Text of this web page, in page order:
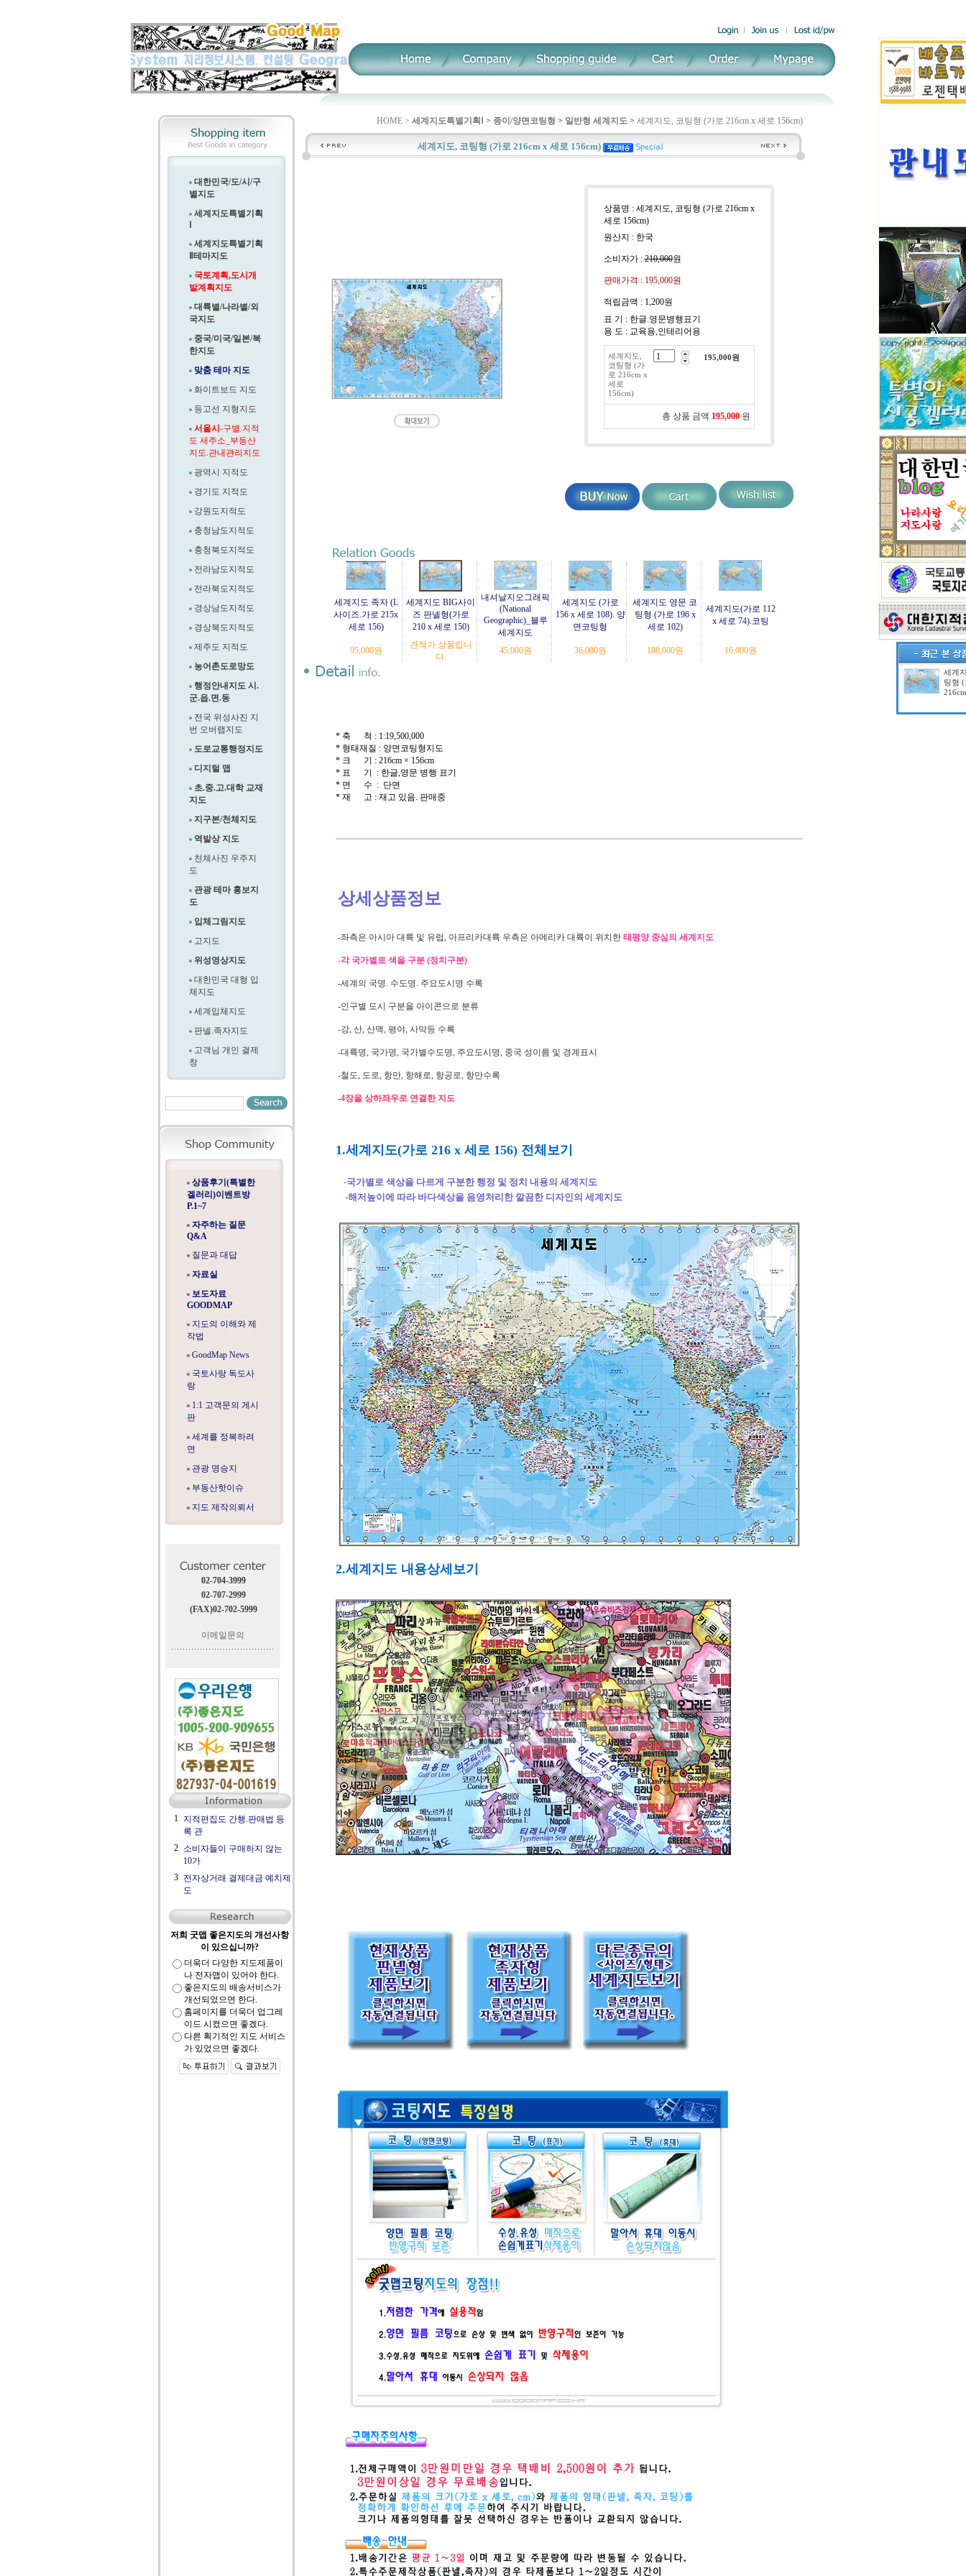
대한민국/도/시/구
별지도
세계지도특별기획
세계지도특별기획
테마지도
국토계획,도시개
발계획지도
대륙별/나라별/외
국지도
중국/미국/일본/북
한지도
맞춤 테마 지도
화이트보드 지도
등고선 지형지도
서울시 -구별 지적
도 새주소_부동산
지도.관내관리지도
광역시 지적도
경기도 지적도
강원도지적도
충청남도지적도
충청북도지적도
전라남도지적도
전라북도지적도
경상남도지적도
경상북도지적도
제주도 지적도
농어촌도로망도
행정안내지도 시.
군.읍.면.동
전국 위성사진 지
번 오버랩지도
도로교통행정지도
디지털 맵
초.중.고.대학 교재
지도
지구본/천체지도
역발상 지도
천체사진 우주지
도
관광 테마 홍보지
도
입체그림지도
고지도
위성영상지도
대한민국 대형 입
체지도
세계입체지도
판넬.족자지도
고객님 개인 결제
창
상품후기(특별한
겔러리)이벤트방
P.1~7
자주하는 질문
Q&A
질문과 대답
자료실
보도자료
GOODMAP
지도의 이해와 제
작법
GoodMap News
국토사랑 독도사
랑
1:1 고객문의 게시
판
세계를 정복하려
면
관광 명승지
부동산핫이슈
지도 제작의뢰서
02-704-3999
02-707-2999
(FAX)02-702-5999
이메일문의
1
지적편집도 간행.판매법 등
록 관
2
소비자들이 구매하지 않는
10가
3
전자상거래 결제대금 예치제
도
저희 굿맵 좋은지도의 개선사항
이 있으십니까?
더욱더 다양한 지도제품이
나 전자맵이 있어야 한다.
좋은지도의 배송서비스가
개선되었으면 한다.
홈페이지를 더욱더 업그레
이드 시켰으면 좋겠다.
다른 획기적인 지도 서비스
가 있었으면 좋겠다.
HOME > 세계지도특별기획Ⅰ > 종이/양면코팅형 > 일반형 세계지도 > 세계지도, 코팅형 (가로 216cm x 세로 156cm)
세계지도, 코팅형 (가로 216cm x 세로 156cm)
상품명 : 세계지도, 코팅형 (가로 216cm x
세로 156cm)
원산지 : 한국
소비자가 :210,000원
판매가격 : 195,000원
적립금액 : 1,200원
표 기 : 한글.영문병행표기
용 도 : 교육용,인테리어용
세계지도,
코팅형 (가
로 216cm x
세로
156cm)
195,000원
총 상품 금액 195,000 원
세계지도 족자 (L
사이즈.가로 215x
세로 156)
세계지도 BIG사이
즈 판넬형(가로
210 x 세로 150)
내셔날지오그래픽
(National
Geographic)_블루
세계지도
세계지도 (가로
156 x 세로 108). 양
면코팅형
세계지도 영문 코
팅형 (가로 196 x
세로 102)
세계지도(가로 112
x 세로 74).코팅
95,000원
견적가 상품입니
다.
45,000원 36,000원 180,000원 16,000원
* 축 척 : 1:19,500,000
* 형태재질 : 양면코팅형지도
* 크 기 : 216cm × 156cm
* 표 기 : 한글,영문 병행 표기
* 면 수 : 단면
* 재 고 : 재고 있음. 판매중
상세상품정보
-좌측은 아시아 대륙 및 유럽, 아프리카대륙 우측은 아메리카 대륙이 위치한 태평양 중심의 세계지도
-각 국가별로 색을 구분 (정치구분)
-세계의 국명. 수도명. 주요도시명 수록
-인구별 도시 구분을 아이콘으로 분류
-강, 산, 산맥, 평야, 사막등 수록
-대륙명, 국가명, 국가별수도명, 주요도시명, 중국 성이름 및 경계표시
-철도, 도로, 항만, 항해로, 항공로, 항만수록
-4장을 상하좌우로 연결한 지도
1.세계지도(가로 216 x 세로 156) 전체보기
-국가별로 색상을 다르게 구분한 행정 및 정치 내용의 세계지도
-해저높이에 따라 바다색상을 음영처리한 깔끔한 디자인의 세계지도
2.세계지도 내용상세보기
세계
팅형